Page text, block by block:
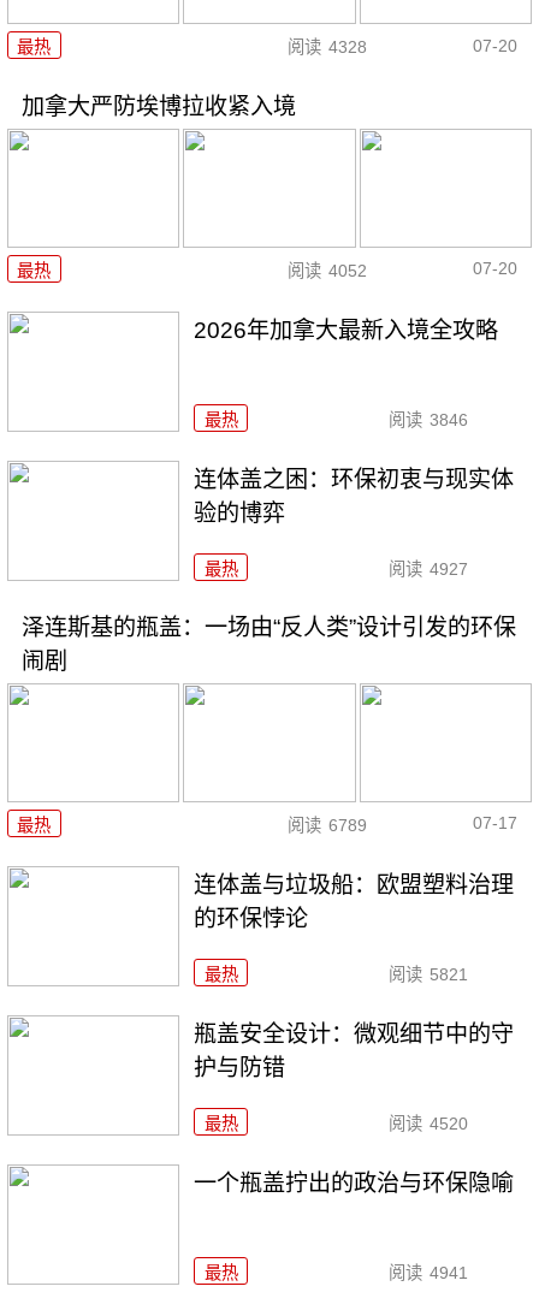
最热 阅读 4328 07-20
加拿大严防埃博拉收紧入境
最热 阅读 4052 07-20
2026年加拿大最新入境全攻略
最热 阅读 3846
连体盖之困：环保初衷与现实体
验的博弈
最热 阅读 4927
泽连斯基的瓶盖：一场由“反人类”设计引发的环保
闹剧
最热 阅读 6789 07-17
连体盖与垃圾船：欧盟塑料治理
的环保悖论
最热 阅读 5821
瓶盖安全设计：微观细节中的守
护与防错
最热 阅读 4520
一个瓶盖拧出的政治与环保隐喻
最热 阅读 4941